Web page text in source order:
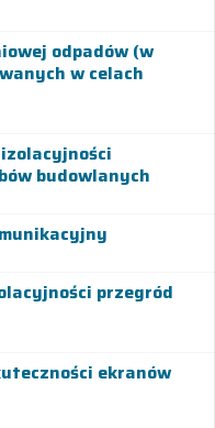
odpadów (w
w celach
budowlanych
przegród
ekranów